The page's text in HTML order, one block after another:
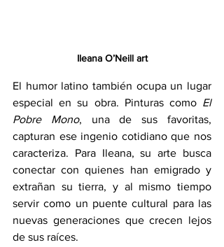
Ileana O’Neill art
El humor latino también ocupa un lugar
especial en su obra. Pinturas como El
Pobre Mono, una de sus favoritas,
capturan ese ingenio cotidiano que nos
caracteriza. Para Ileana, su arte busca
conectar con quienes han emigrado y
extrañan su tierra, y al mismo tiempo
servir como un puente cultural para las
nuevas generaciones que crecen lejos
de sus raíces.